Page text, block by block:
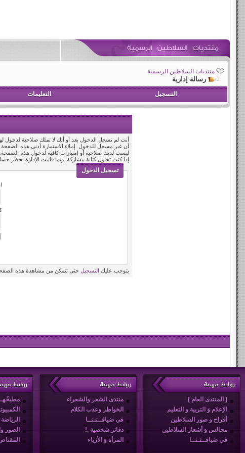
منتديات السلاطين الرسمية
رسالة إدارية
التسجيل التعليمات
أنت لم تسجل الدخول بعد أو أنك لا تملك صلاحية لدخول
أن غير مسجل للدخول. إملاء الاستمارة أدنى هذه
ليست لديك صلاحية أو إمتيازات كافية لدخول هذه
إذا كنت تحاول كتابة مشاركة, ربما قامت الإدارة بحظر
تسجيل الدخول
يتوجب عليك التسجيل حتى تتمكن من مشاهدة هذه
روابط مهمة
[ المنتدى العام ]
الإعلام وَ التربية و التعليم
أفراح و صور السلاطين
مجالس وَ أشعار السلاطين
في ضيافــتـنــا
روابط مهمة
منتدى الشعر والشعراء
الخواطر وعذب الكلام
في ضيافــتـنــا
دفاتر شخصية .!
المرأة وَ الأزياء
روابط
الصور